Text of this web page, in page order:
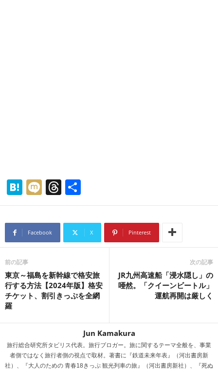
H
at
e
n
a
M
ixi
T
hr
e
d
有
Facebook X Pinterest
前の記事
東京～福島を新幹線で格安旅
行する方法【2024年版】格安
チケット、割引きっぷを全網
羅
次の記事
JR九州高速船「浸水隠し」の
唖然。「クイーンビートル」
運航再開は厳しく
Jun Kamakura
旅行総合研究所タビリス代表。旅行ブロガー。旅に関するテーマ全般を、事業
者側ではなく旅行者側の視点で取材。著書に『鉄道未来年表』（河出書房新
社）、『大人のための 青春18きっぷ 観光列車の旅』（河出書房新社）、『死ぬ